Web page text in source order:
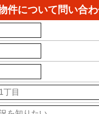
件について問い合